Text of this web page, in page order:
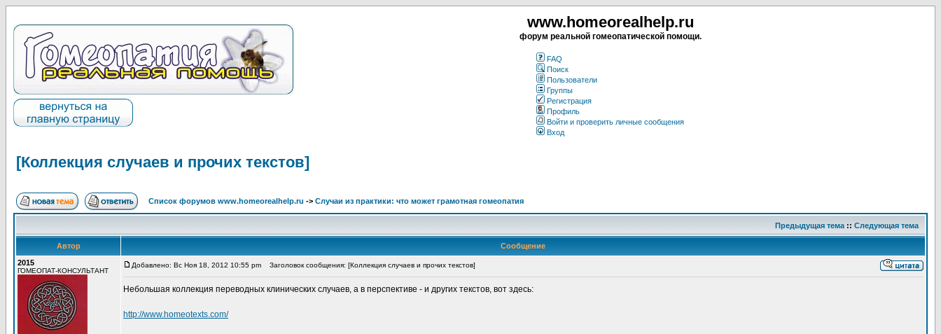
www.homeorealhelp.ru
форум реальной гомеопатической помощи.
FAQ
Поиск
Пользователи
Группы
Регистрация
Профиль
Войти и проверить личные сообщения
Вход
[Коллекция случаев и прочих текстов]
Список форумов www.homeorealhelp.ru -> Случаи из практики: что может грамотная гомеопатия
Предыдущая тема :: Следующая тема
Автор
Сообщение
2015
ГОМЕОПАТ-КОНСУЛЬТАНТ
Добавлено: Вс Ноя 18, 2012 10:55 pm Заголовок сообщения: [Коллекция случаев и прочих текстов]
Небольшая коллекция переводных клинических случаев, а в перспективе - и других текстов, вот здесь:
http://www.homeotexts.com/